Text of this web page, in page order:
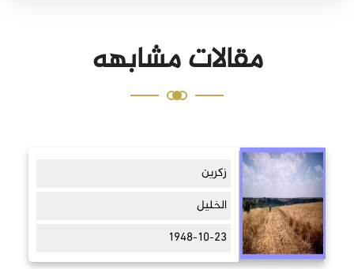
مقالات مشابهه
زكرين
الخليل
1948-10-23